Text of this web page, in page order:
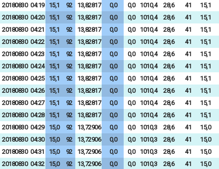
20180830 04:19 15,1 92 13,82817 0,0 0,0 1010,4 28,6 41
15,1
20180830 04:20 15,1 92 13,82817 0,0 0,0 1010,4 28,6 41
15,1
20180830 04:21 15,1 92 13,82817 0,0 0,0 1010,4 28,6 41
15,1
20180830 04:22 15,1 92 13,82817 0,0 0,0 1010,4 28,6 41
15,1
20180830 04:23 15,1 92 13,82817 0,0 0,0 1010,4 28,6 41
15,1
20180830 04:24 15,1 92 13,82817 0,0 0,0 1010,4 28,6 41
15,1
20180830 04:25 15,1 92 13,82817 0,0 0,0 1010,4 28,6 41
15,1
20180830 04:26 15,1 92 13,82817 0,0 0,0 1010,4 28,6 41
15,1
20180830 04:27 15,1 92 13,82817 0,0 0,0 1010,4 28,6 41
15,1
20180830 04:28 15,1 92 13,82817 0,0 0,0 1010,4 28,6 41
15,1
20180830 04:29 15,0 92 13,72906 0,0 0,0 1010,3 28,6 41
15,0
20180830 04:30 15,0 92 13,72906 0,0 0,0 1010,3 28,6 41
15,0
20180830 04:31 15,0 92 13,72906 0,0 0,0 1010,3 28,6 41
15,0
20180830 04:32 15,0 92 13,72906 0,0 0,0 1010,3 28,6 41 15,0